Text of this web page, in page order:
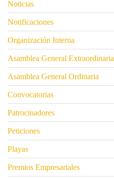
Noticias
Notificaciones
Organización Interna
Asamblea General Extraordinaria
Asamblea General Ordinaria
Convocatorias
Patrocinadores
Peticiones
Playas
Premios Empresariales